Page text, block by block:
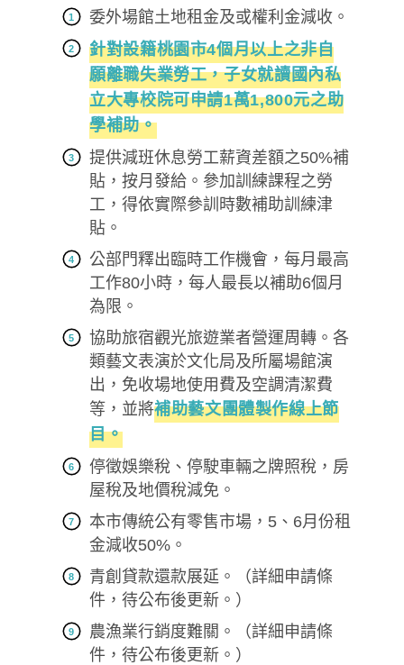
委外場館土地租金及或權利金減收。
針對設籍桃園市4個月以上之非自
願離職失業勞工，子女就讀國內私
立大專校院可申請1萬1,800元之助
學補助。
提供減班休息勞工薪資差額之50%補
貼，按月發給。參加訓練課程之勞
工，得依實際參訓時數補助訓練津
貼。
公部門釋出臨時工作機會，每月最高
工作80小時，每人最長以補助6個月
為限。
協助旅宿觀光旅遊業者營運周轉。各
類藝文表演於文化局及所屬場館演
出，免收場地使用費及空調清潔費
等，並將補助藝文團體製作線上節
目。
停徵娛樂稅、停駛車輛之牌照稅，房
屋稅及地價稅減免。
本市傳統公有零售市場，5、6月份租
金減收50%。
青創貸款還款展延。（詳細申請條
件，待公布後更新。）
農漁業行銷度難關。（詳細申請條
件，待公布後更新。）